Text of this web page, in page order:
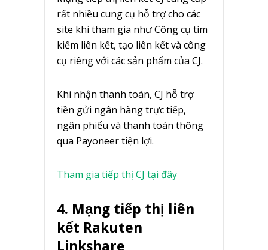
rất nhiều cung cụ hỗ trợ cho các
site khi tham gia như Công cụ tìm
kiếm liên kết, tạo liên kết và công
cụ riêng với các sản phẩm của CJ.
Khi nhận thanh toán, CJ hỗ trợ
tiền gửi ngân hàng trực tiếp,
ngân phiếu và thanh toán thông
qua Payoneer tiện lợi.
Tham gia tiếp thị CJ tại đây
4. Mạng tiếp thị liên
kết Rakuten
Linkshare